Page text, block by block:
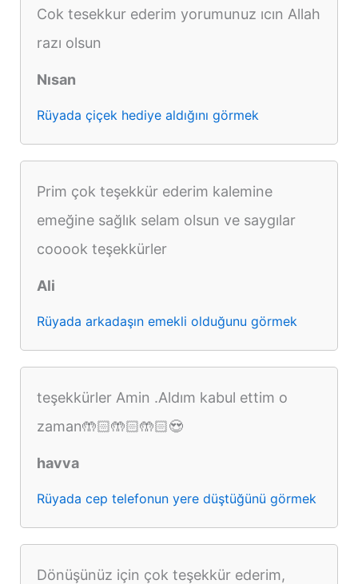
Cok tesekkur ederim yorumunuz ıcın Allah
razı olsun
Nısan
Rüyada çiçek hediye aldığını görmek
Prim çok teşekkür ederim kalemine
emeğine sağlık selam olsun ve saygılar
cooook teşekkürler
Ali
Rüyada arkadaşın emekli olduğunu görmek
teşekkürler Amin .Aldım kabul ettim o
zaman🤲🏻🤲🏻🤲🏻😍
havva
Rüyada cep telefonun yere düştüğünü görmek
Dönüşünüz için çok teşekkür ederim,